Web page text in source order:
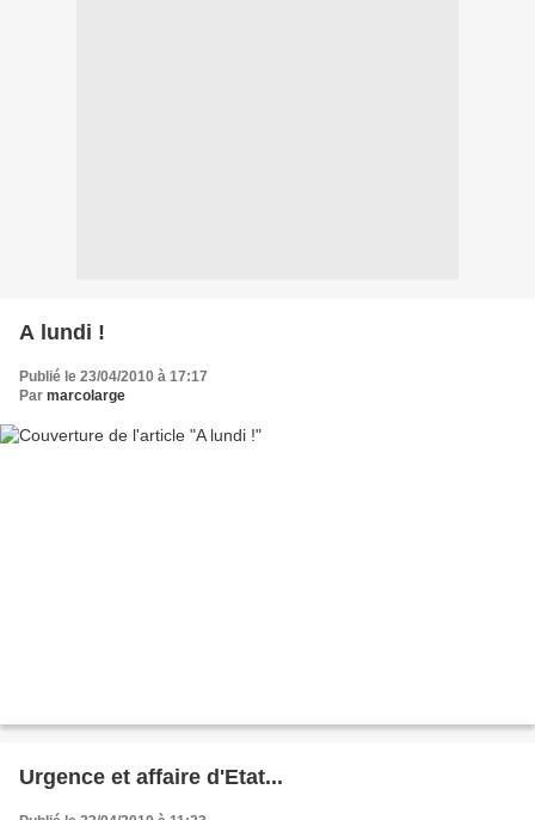
A lundi !
Publié le 23/04/2010 à 17:17
Par marcolarge
Urgence et affaire d'Etat...